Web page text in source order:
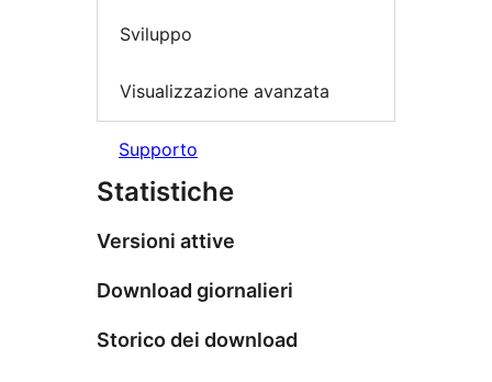
Sviluppo
Visualizzazione avanzata
Supporto
Statistiche
Versioni attive
Download giornalieri
Storico dei download